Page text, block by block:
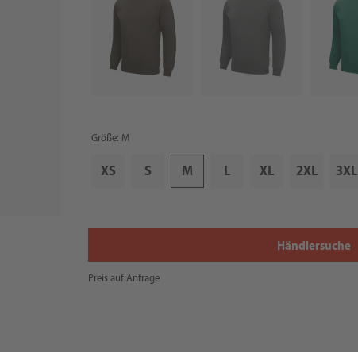
Größe: M
XS S M L XL 2XL 3XL
Händlersuche
Preis auf Anfrage